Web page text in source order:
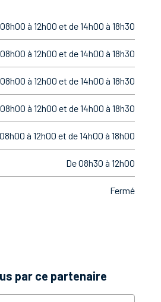
à 12h00 et de 14h00 à 18h30
à 12h00 et de 14h00 à 18h30
à 12h00 et de 14h00 à 18h30
à 12h00 et de 14h00 à 18h30
à 12h00 et de 14h00 à 18h00
De 08h30 à 12h00
Fermé
par ce partenaire